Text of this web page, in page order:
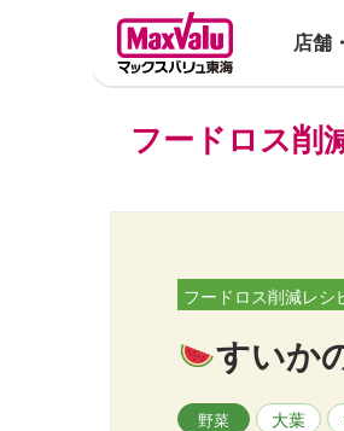
店舗
フードロス削
フードロス削減レシ
すいか
野菜 大葉